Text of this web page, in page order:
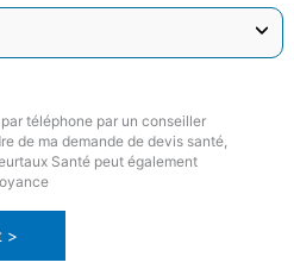
téléphone par un conseiller
de ma demande de devis santé,
Santé peut également
>